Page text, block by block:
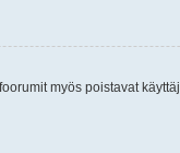
myös poistavat